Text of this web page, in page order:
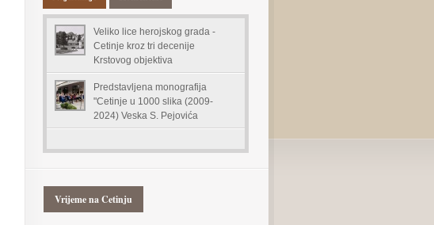
Veliko lice herojskog grada -
Cetinje kroz tri decenije
Krstovog objektiva
Predstavljena monografija
"Cetinje u 1000 slika (2009-
2024) Veska S. Pejovića
Vrijeme na Cetinju